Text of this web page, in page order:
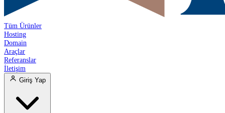
Tüm Ürünler
Hosting
Domain
Araçlar
Referanslar
İletişim
Giriş Yap